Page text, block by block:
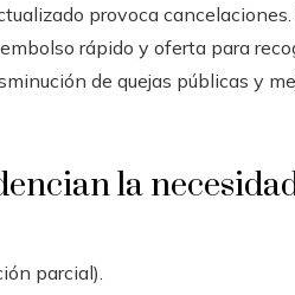
provoca
rápido y oferta para
de quejas públicas y
la
parcial).